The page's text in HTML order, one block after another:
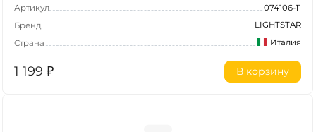
Артикул
074106-11
Бренд
LIGHTSTAR
Страна
Италия
1 199 ₽ В корзину